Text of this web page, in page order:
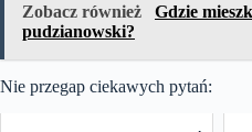
Zobacz również
Gdzie
pudzianowski?
Nie przegap ciekawych pytań: